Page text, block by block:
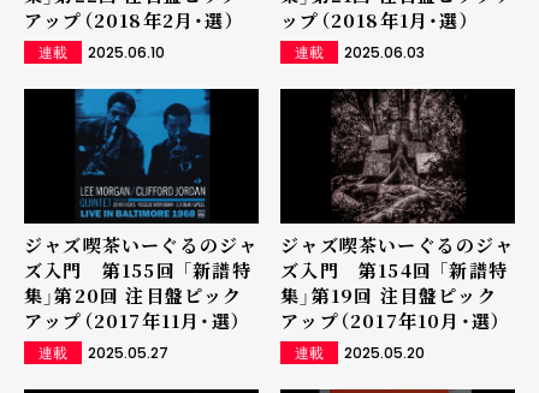
アップ（2018年2月・選）
連載 2025.06.10
ップ（2018年1月・選）
連載 2025.06.03
ジャズ喫茶いーぐるのジャ
ズ入門 第155回 「新譜特
集」第20回 注目盤ピック
アップ（2017年11月・選）
連載 2025.05.27
ジャズ喫茶いーぐるのジャ
ズ入門 第154回 「新譜特
集」第19回 注目盤ピック
アップ（2017年10月・選）
連載 2025.05.20